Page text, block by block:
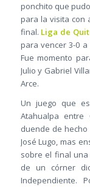
ponchito que
para la visita con
final. Liga de
para vencer 3-0
Fue momento
Julio y Gabriel
Arce.
Un juego que
Atahualpa entre
duende de
José Lugo, mas
sobre el final
de un córner
Independiente.